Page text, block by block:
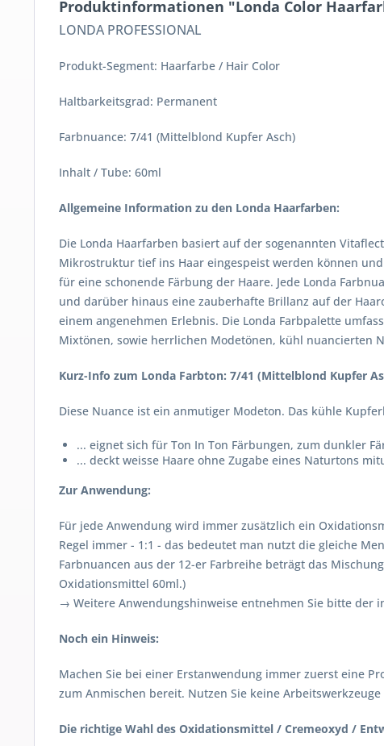
Produktinformationen "Londa Color
LONDA PROFESSIONAL
Produkt-Segment: Haarfarbe / Hair Color
Haltbarkeitsgrad: Permanent
Farbnuance: 7/41 (Mittelblond Kupfer Asch)
Inhalt / Tube: 60ml
Allgemeine Information zu den Londa Haarfarben:
Die Londa Haarfarben basiert auf der sogenannten
Mikrostruktur tief ins Haar eingespeist werden können
für eine schonende Färbung der Haare. Jede Londa
und darüber hinaus eine zauberhafte Brillanz auf der
einem angenehmen Erlebnis. Die Londa Farbpalette
Mixtönen, sowie herrlichen Modetönen, kühl nuancierten
Kurz-Info zum Londa Farbton: 7/41 (Mittelblond Kupfer
Diese Nuance ist ein anmutiger Modeton. Das kühle
... eignet sich für Ton In Ton Färbungen, zum dunkler
... deckt weisse Haare ohne Zugabe eines Naturtons
Zur Anwendung:
Für jede Anwendung wird immer zusätzlich ein
Regel immer - 1:1 - das bedeutet man nutzt die gleiche
Farbnuancen aus der 12-er Farbreihe beträgt das
Oxidationsmittel 60ml.)
→ Weitere Anwendungshinweise entnehmen Sie bitte der
Noch ein Hinweis:
Machen Sie bei einer Erstanwendung immer zuerst eine
zum Anmischen bereit. Nutzen Sie keine
Die richtige Wahl des Oxidationsmittel / Cremeoxyd /